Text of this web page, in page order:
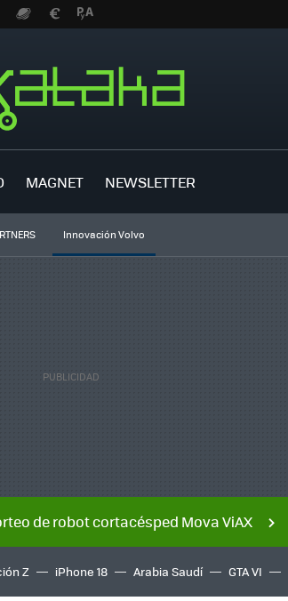
MAGNET NEWSLETTER
Innovación Volvo
de robot cortacésped Mova ViAX
Z iPhone 18 Arabia Saudí GTA VI